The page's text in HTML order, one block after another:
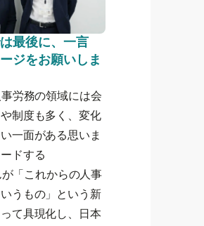
最後に、一言
ジをお願いしま
事労務の領域には会
制度も多く、変化
一面がある思いま
ドする
「これからの人事
うもの」という新
て具現化し、日本